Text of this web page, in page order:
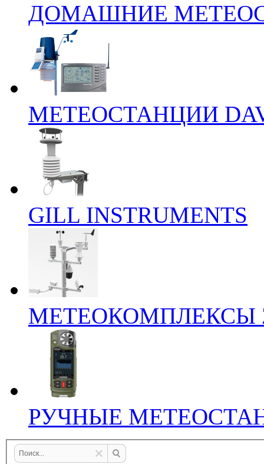
ДОМАШНИЕ
МЕТЕОСТАНЦИИ
GILL INSTRUMENTS
МЕТЕОКОМПЛЕКСЫ
РУЧНЫЕ